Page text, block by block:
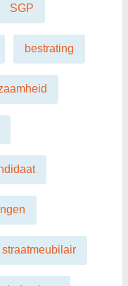
SGP
bestrating
straatmeubilair